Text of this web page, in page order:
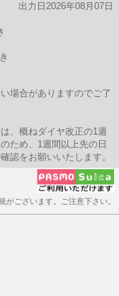
出力日2026年08月07日
場合がありますのでご了
、概ねダイヤ改正の1週
ため、1週間以上先の日
認をお願いいたします。
ございます。ご注意下さい。